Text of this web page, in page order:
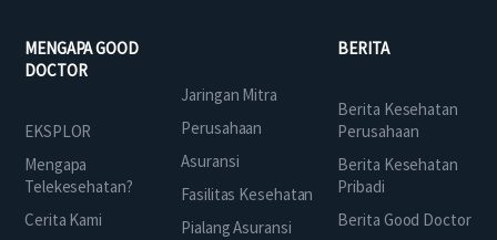
MENGAPA GOOD
DOCTOR
EKSPLOR
Mengapa
Telekesehatan?
Cerita Kami
Jaringan Mitra
Perusahaan
Asuransi
Fasilitas Kesehatan
Pialang Asuransi
BERITA
Berita Kesehatan
Perusahaan
Berita Kesehatan
Pribadi
Berita Good Doctor